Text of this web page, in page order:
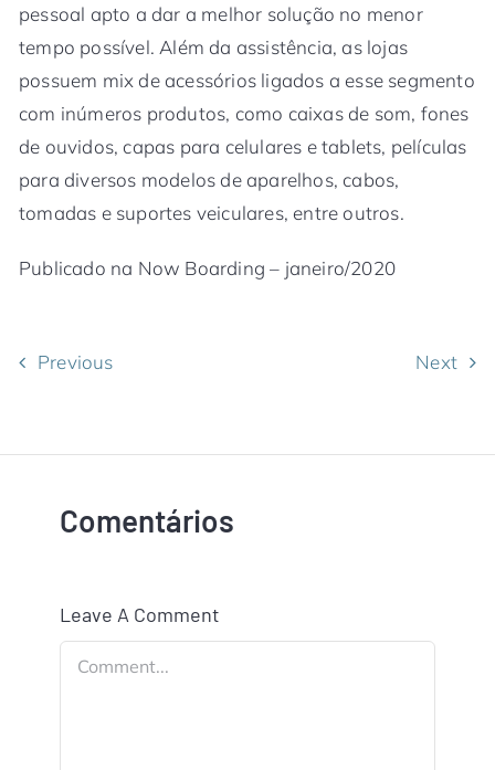
pessoal apto a dar a melhor solução no menor
tempo possível. Além da assistência, as lojas
possuem mix de acessórios ligados a esse segmento
com inúmeros produtos, como caixas de som, fones
de ouvidos, capas para celulares e tablets, películas
para diversos modelos de aparelhos, cabos,
tomadas e suportes veiculares, entre outros.
Publicado na Now Boarding – janeiro/2020
Previous Next
Comentários
Leave A Comment
Comment